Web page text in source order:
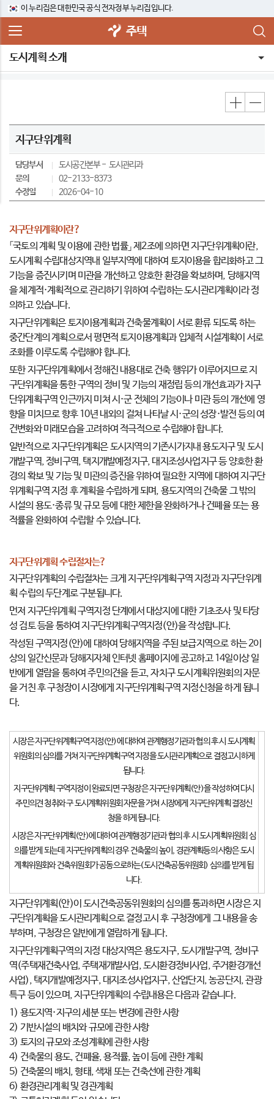
이 누리집은 대한민국 공식 전자정부 누리집입니다.
주택
도시계획 소개
지구단위계획
담당부서 도시공간본부
도시관리과
문의
02-2133-8373
수정일
2026-04-10
지구단위계획이란?
「국토의 계획 및 이용에 관한 법률」 제2조에 의하면 지구단위계획이란,
도시계획 수립대상지역내 일부지역에 대하여 토지이용을 합리화하고 그
기능을 증진시키며 미관을 개선하고 양호한 환경을 확보하며, 당해지역
을 체계적·계획적으로 관리하기 위하여 수립하는 도시관리계획이라 정
의하고 있습니다.
지구단위계획은 토지이용계획과 건축물계획이 서로 환류 되도록 하는
중간단계의 계획으로서 평면적 토지이용계획과 입체적 시설계획이 서로
조화를 이루도록 수립해야 합니다.
또한 지구단위계획에서 정해진 내용대로 건축 행위가 이루어지므로 지
구단위계획을 통한 구역의 정비 및 기능의 재정립 등의 개선효과가 지구
단위계획구역 인근까지 미쳐 시·군 전체의 기능이나 미관 등의 개선에 영
향을 미치므로 향후 10년 내외의 걸쳐 나타날 시·군의 성장·발전 등의 여
건변화와 미래모습을 고려하여 적극적으로 수립해야 합니다.
일반적으로 지구단위계획은 도시지역의 기존시가지내 용도지구 및 도시
개발구역, 정비구역, 택지개발예정지구, 대지조성사업지구 등 양호한 환
경의 확보 및 기능 및 미관의 증진을 위하여 필요한 지역에 대하여 지구단
위계획구역 지정 후 계획을 수립하게 되며, 용도지역의 건축물 그 밖의
시설의 용도·종류 및 규모 등에 대한 제한을 완화하거나 건폐율 또는 용
적률을 완화하여 수립할 수 있습니다.
지구단위계획 수립절차는?
지구단위계획의 수립절차는 크게 지구단위계획구역 지정과 지구단위계
획 수립의 두단계로 구분됩니다.
먼저 지구단위계획 구역지정 단계에서 대상지에 대한 기초조사 및 타당
성 검토 등을 통하여 지구단위계획구역지정(안)을 작성합니다.
작성된 구역지정(안)에 대하여 당해지역을 주된 보급지역으로 하는 2이
상의 일간신문과 당해지자체 인터넷 홈페이지에 공고하고 14일이상 일
반에게 열람을 통하여 주민의견을 듣고, 자치구 도시계획위원회의 자문
을 거친 후 구청장이 시장에게 지구단위계획구역 지정신청을 하게 됩니
다.
시장은 지구단위계획구역지정(안)에 대하여 관계행정기관과 협의 후 시 도시계획
위원회의 심의를 거쳐 지구단위계획구역 지정을 도시관리계획으로 결정고시하게
됩니다.
지구단위계획 구역지정이 완료되면 구청장은 지구단위계획(안)을 작성하여 다시
주민의견 청취와 구 도시계획위원회 자문을 거쳐 시장에게 지구단위계획 결정신
청을 하게 됩니다.
시장은 지구단위계획(안)에 대하여 관계행정기관과 협의 후 시 도시계획위원회 심
의를 받게 되는데 지구단위계획의 경우 건축물의 높이, 경관계획등의 사항은 도시
계획위원회와 건축위원회가 공동으로하는(도시건축공동위원회) 심의를 받게 됩
니다.
지구단위계획(안)이 도시건축공동위원회의 심의를 통과하면 시장은 지
구단위계획을 도시관리계획으로 결정고시 후 구청장에게 그 내용을 송
부하며, 구청장은 일반에게 열람하게 됩니다.
지구단위계획구역의 지정 대상지역은 용도지구, 도시개발구역, 정비구
역(주택재건축사업, 주택재개발사업, 도시환경정비사업, 주거환경개선
사업), 택지개발예정지구, 대지조성사업지구, 산업단지, 농공단지, 관광
특구 등이 있으며, 지구단위계획의 수립내용은 다음과 같습니다.
1) 용도지역·지구의 세분 또는 변경에 관한 사항
2) 기반시설의 배치와 규모에 관한 사항
3) 토지의 규모와 조성계획에 관한 사항
4) 건축물의 용도, 건폐율, 용적률, 높이 등에 관한 계획
5) 건축물의 배치, 형태, 색채 또는 건축선에 관한 계획
6) 환경관리계획 및 경관계획